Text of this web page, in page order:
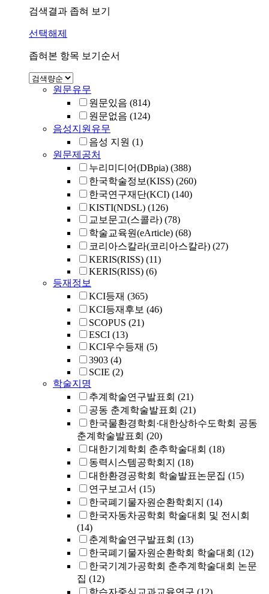
검색결과 좁혀 보기
선택해제
좁혀본 항목 보기순서
원문유무
원문있음 (814)
원문없음 (124)
음성지원유무
음성 지원 (1)
원문제공처
누리미디어(DBpia) (388)
한국학술정보(KISS) (260)
한국연구재단(KCI) (140)
KISTI(NDSL) (126)
교보문고(스콜라) (78)
학술교육원(eArticle) (68)
코리아스칼라(코리아스칼라) (27)
KERIS(RISS) (11)
KERIS(RISS) (6)
등재정보
KCI등재 (365)
KCI등재후보 (46)
SCOPUS (21)
ESCI (13)
KCI우수등재 (5)
3903 (4)
SCIE (2)
학술지명
추계학술연구발표회 (21)
공동 춘계학술발표회 (21)
한국물환경학회·대한상하수도학회 공동
춘계학술발표회 (20)
대한기계학회 춘추학술대회 (18)
동력시스템공학회지 (18)
대한환경공학회 학술발표논문집 (15)
연구보고서 (15)
한국폐기물자원순환학회지 (14)
한국자동차공학회 학술대회 및 전시회
(14)
춘계학술연구발표회 (13)
한국폐기물자원순환학회 학술대회 (12)
한국기계가공학회 춘추계학술대회 논문
집 (12)
학습자중심교과교육연구 (12)